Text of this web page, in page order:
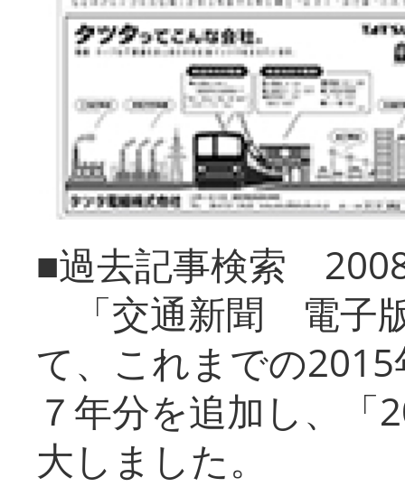
■過去記事検索
「交通新聞 電子
て、これまでの
７年分を追加し、「
大しまし